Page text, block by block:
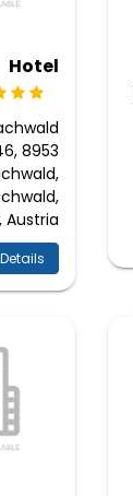
Hotel
8953
Austria